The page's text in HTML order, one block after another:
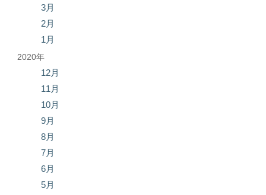
3月
2月
1月
2020年
12月
11月
10月
9月
8月
7月
6月
5月